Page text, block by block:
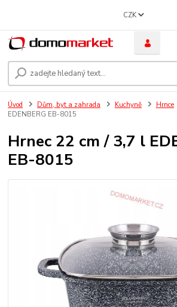
CZK
Úvod Dům, byt a zahrada Kuchyně Hrnce
EDENBERG EB-8015
Hrnec 22 cm / 3,7 l
EB-8015